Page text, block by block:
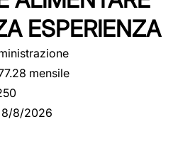
ESPERIENZA
mensile
8/8/2026